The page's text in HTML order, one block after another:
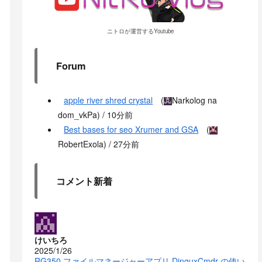
ニトロが運営するYoutube
Forum
apple river shred crystal (
Narkolog na
dom_vkPa) / 10分前
Best bases for seo Xrumer and GSA
(
RobertExola) /27分前
コメント新着
けいちろ
2025/1/26